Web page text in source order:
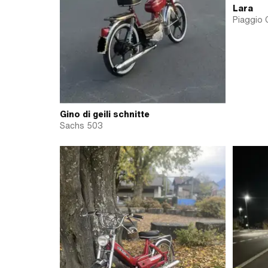
Gino di geili schnitte
Sachs 503
Lara
Piaggio